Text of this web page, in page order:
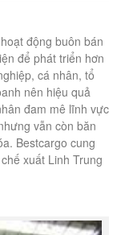
động buôn bán
để phát triển hơn
cá nhân, tổ
nên hiệu quả
đam mê lĩnh vực
vẫn còn băn
Bestcargo cung
xuất Linh Trung